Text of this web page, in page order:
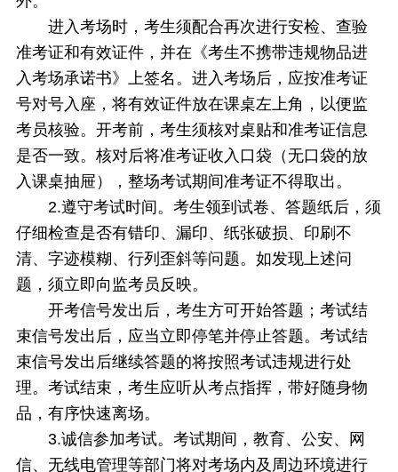
进入考场时，考生须配合再次进行安检、查验
准考证和有效证件，并在《考生不携带违规物品进
入考场承诺书》上签名。进入考场后，应按准考证
号对号入座，将有效证件放在课桌左上角，以便监
考员核验。开考前，考生须核对桌贴和准考证信息
是否一致。核对后将准考证收入口袋（无口袋的放
入课桌抽屉），整场考试期间准考证不得取出。
2.遵守考试时间。考生领到试卷、答题纸后，须
仔细检查是否有错印、漏印、纸张破损、印刷不
清、字迹模糊、行列歪斜等问题。如发现上述问
题，须立即向监考员反映。
开考信号发出后，考生方可开始答题；考试结
束信号发出后，应当立即停笔并停止答题。考试结
束信号发出后继续答题的将按照考试违规进行处
理。考试结束，考生应听从考点指挥，带好随身物
品，有序快速离场。
3.诚信参加考试。考试期间，教育、公安、网
信、无线电管理等部门将对考场内及周边环境进行